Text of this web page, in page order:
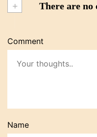
+ There are no
Comment
Name